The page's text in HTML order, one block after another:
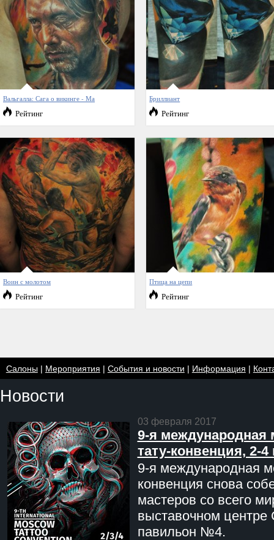
Вальгалла: Сага о викинге - Ма
Рейтинг
Бриллиант
Рейтинг
Воин с молотом
Рейтинг
Птица на цепи
Рейтинг
Салоны| Мероприятия | События и новости | Информация |
Новости
03 февраля 2017
9-я международная
тату-конвенция, 2-
9-я международная
конвенция снова
мастеров со всего
выставочном центре
павильон №4.